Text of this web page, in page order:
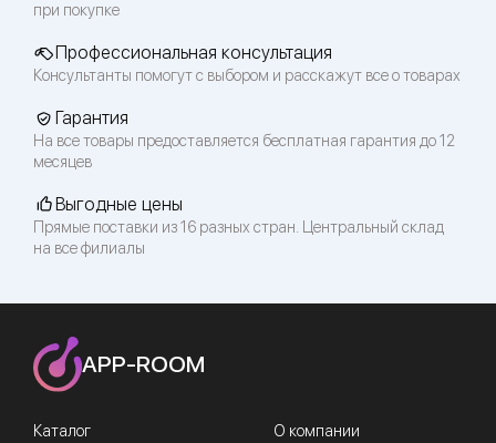
при покупке
Профессиональная консультация
Консультанты помогут с выбором и расскажут все о товарах
Гарантия
На все товары предоставляется бесплатная гарантия до 12
месяцев
Выгодные цены
Прямые поставки из 16 разных стран. Центральный склад
на все филиалы
Каталог
О компании
APP-ROOM